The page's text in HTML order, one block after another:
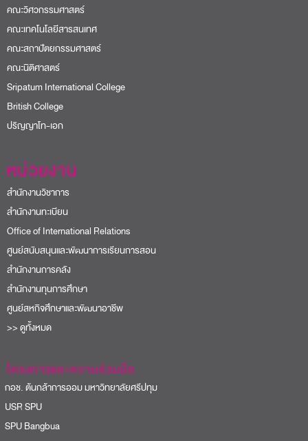
คณะวิศวกรรมศาสตร์
คณะเทคโนโลยีสารสนเทศ
คณะสถาปัตยกรรมศาสตร์
คณะนิติศาสตร์
Sripatum International College
British College
ปริญญาโท-เอก
หน่วยงาน
สำนักงานวิชาการ
สำนักงานทะเบียน
Office of International Relations
ศูนย์สนับสนุนและพัฒนาการเรียนการสอน
สำนักงานการคลัง
สำนักงานทุนการศึกษา
ศูนย์สหกิจศึกษาและพัฒนาอาชีพ
>> ดูทั้งหมด
โครงการและความร่วมมือ
ช. ต้นกล้าการออม มหาวิทยาลัยศรีปทุม
SPU
Bangbua